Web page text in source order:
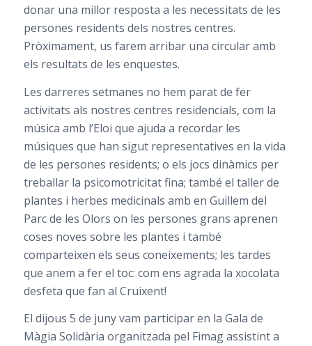
donar una millor resposta a les necessitats de les
persones residents dels nostres centres.
Pròximament, us farem arribar una circular amb
els resultats de les enquestes.
Les darreres setmanes no hem parat de fer
activitats als nostres centres residencials, com la
música amb l’Eloi que ajuda a recordar les
músiques que han sigut representatives en la vida
de les persones residents; o els jocs dinàmics per
treballar la psicomotricitat fina; també el taller de
plantes i herbes medicinals amb en Guillem del
Parc de les Olors on les persones grans aprenen
coses noves sobre les plantes i també
comparteixen els seus coneixements; les tardes
que anem a fer el toc: com ens agrada la xocolata
desfeta que fan al Cruixent!
El dijous 5 de juny vam participar en la Gala de
Màgia Solidària organitzada pel Fimag assistint a